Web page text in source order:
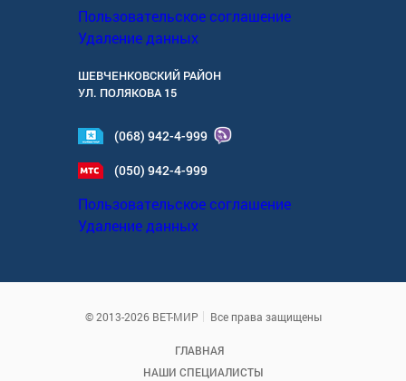
Пользовательское соглашение
Удаление данных
ШЕВЧЕНКОВСКИЙ РАЙОН
УЛ. ПОЛЯКОВА 15
(068) 942-4-999
(050) 942-4-999
Пользовательское соглашение
Удаление данных
© 2013-2026 ВЕТ-МИР Все права защищены
ГЛАВНАЯ
НАШИ СПЕЦИАЛИСТЫ